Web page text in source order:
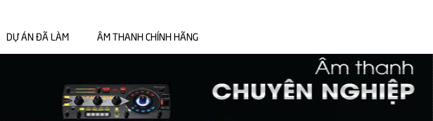
DỰ ÁN ĐÃ LÀM ÂM THANH CHÍNH HÃNG